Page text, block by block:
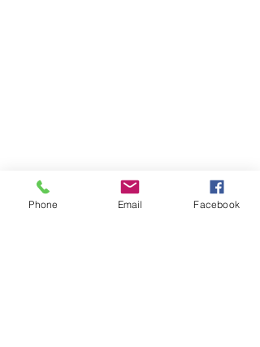
Phone Email Facebook